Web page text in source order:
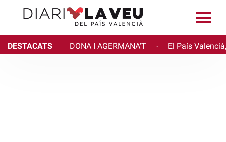
DESTACATS DONA I AGERMANA'T · El País